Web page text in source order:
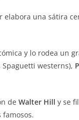
una sátira
y lo rodea un
westerns),
de Walter Hill y se